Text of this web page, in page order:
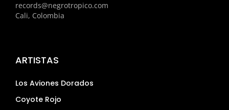
records@negrotropico.com
Cali, Colombia
ARTISTAS
Los Aviones Dorados
Coyote Rojo